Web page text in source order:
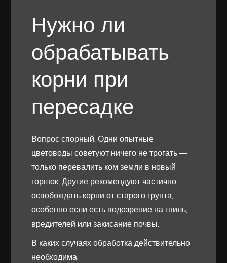
Нужно ли
обрабатывать
корни при
пересадке
Вопрос спорный. Одни опытные
цветоводы советуют ничего не трогать —
только перевалить ком земли в новый
горшок. Другие рекомендуют частично
освобождать корни от старого грунта,
особенно если есть подозрение на гниль,
вредителей или закисание почвы.
В каких случаях обработка действительно
необходима: